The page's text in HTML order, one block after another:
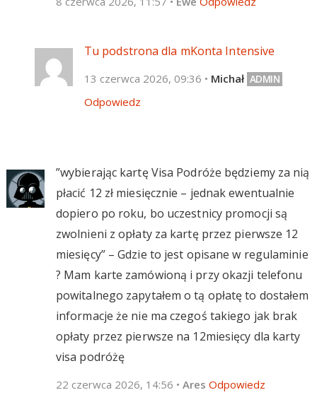
Tu podstrona dla mKonta Intensive
13 czerwca 2026, 09:36 • Michał
Odpowiedz
”wybierając kartę Visa Podróże będziemy za nią
płacić 12 zł miesięcznie – jednak ewentualnie
dopiero po roku, bo uczestnicy promocji są
zwolnieni z opłaty za kartę przez pierwsze 12
miesięcy” – Gdzie to jest opisane w regulaminie
? Mam karte zamówioną i przy okazji telefonu
powitalnego zapytałem o tą opłatę to dostałem
informacje że nie ma czegoś takiego jak brak
opłaty przez pierwsze na 12miesięcy dla karty
visa podróżę
22 czerwca 2026, 14:56 • Ares Odpowiedz